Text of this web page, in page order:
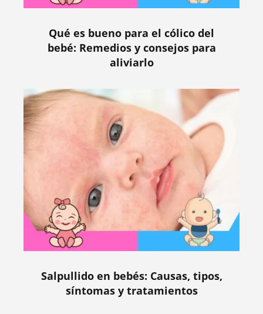
Qué es bueno para el cólico del
bebé: Remedios y consejos para
aliviarlo
Salpullido en bebés: Causas, tipos,
síntomas y tratamientos